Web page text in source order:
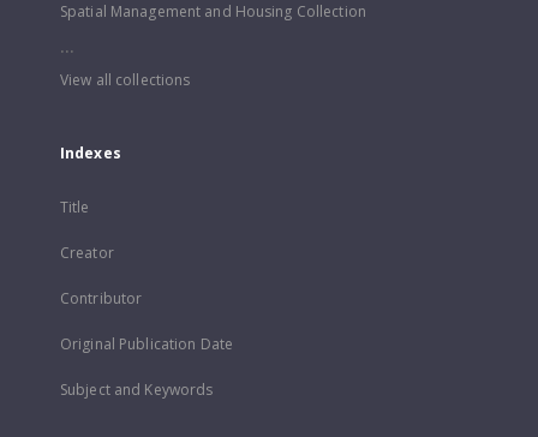
Spatial Management and Housing Collection
...
View all collections
Indexes
Title
Creator
Contributor
Original Publication Date
Subject and Keywords